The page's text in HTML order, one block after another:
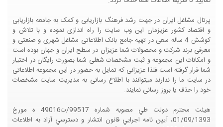
پرتال مشاغل ایران در جهت رشد فرهنگ بازاریابی و کمک به جامعه بازاریابی
و اقتصاد کشور عزیزمان این وب سایت را راه اندازی نموده و با تلاش و
کوشش 4 ساله سعی در تهیه جامع بانک اطلاعاتی مشاغل شهری و صنعتی و
معرفی برند شرکت و محصولات شما عزیزان در سطح ایران و جهان بوده است
و امکانات این مجموعه و ثبت مشخصات شغلی شما بصورت رایگان در اختیار
شما قرار گرفته است.فلذا عزیزانی که تمایل به حضور در این مجموعه اطلاعاتی
در سایت ما را ندارند میتوانند با اطلاع رسانی به مدیریت سایت مشخصات
خود را حذف یا بروز رسانی نمایند.
هيئت محترم دولت طي مصوبه شماره 99517/ت49016 ه مورخ
01/09/1393، آيين نامه اجرايي قانون انتشار و دسترسي آزاد به اطلاعات